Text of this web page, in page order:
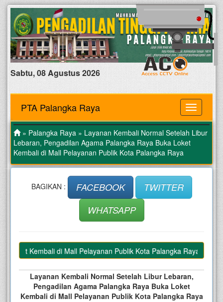
Sabtu, 08 Agustus 2026
MENU
PTA Palangka Raya
» Palangka Raya » Layanan Kembali Normal Setelah Libur
Lebaran, Pengadilan Agama Palangka Raya Buka Loket
Kembali di Mall Pelayanan Publik Kota Palangka Raya
BAGIKAN : FACEBOOK
TWITTER
WHATSAPP
Kembali di Mall Pelayanan Publik Kota Palangka Raya
Layanan Kembali Normal Setelah Libur Lebaran,
Pengadilan Agama Palangka Raya Buka Loket
Kembali di Mall Pelayanan Publik Kota Palangka Raya